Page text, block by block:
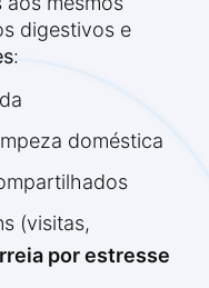
digestivos e
:
doméstica
(visitas,
por estresse